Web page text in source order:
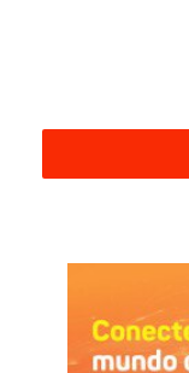
Durante esse
ostensivo, ampliado